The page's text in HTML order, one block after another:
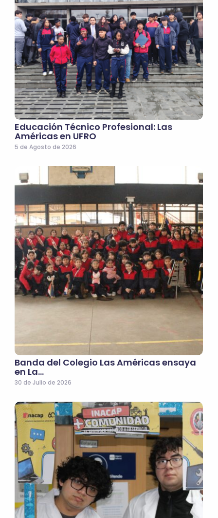
Educación Técnico Profesional: Las
Américas en UFRO
5 de Agosto de 2026
Banda del Colegio Las Américas ensaya
en La…
30 de Julio de 2026